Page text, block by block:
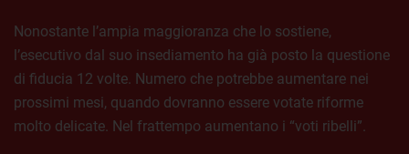
Nonostante l’ampia maggioranza che lo sostiene,
l’esecutivo dal suo insediamento ha già posto la questione
di fiducia 12 volte. Numero che potrebbe aumentare nei
prossimi mesi, quando dovranno essere votate riforme
molto delicate. Nel frattempo aumentano i “voti ribelli”.